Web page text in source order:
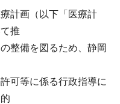
計画（以下「医療計
推
整備を図るため、静岡
可等に係る行政指導に